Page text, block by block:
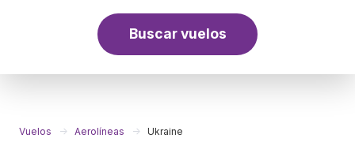
Buscar vuelos
Vuelos Aerolíneas Ukraine